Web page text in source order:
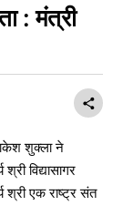
: मंत्री
शुक्ला ने
विद्यासागर
श्री एक राष्ट्र संत